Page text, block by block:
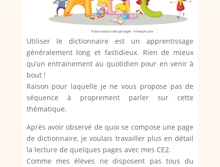
Utiliser le dictionnaire est un apprentissage
généralement long et fastidieux. Rien de mieux
qu’un entrainement au quotidien pour en venir à
bout !
Raison pour laquelle je ne vous propose pas de
séquence à proprement parler sur cette
thématique.
Après avoir observé de quoi se compose une page
de dictionnaire, je voulais travailler plus en détail
la lecture de quelques pages avec mes CE2.
Comme mes élèves ne disposent pas tous du